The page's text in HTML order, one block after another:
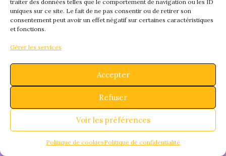
traiter des données telles que le comportement de navigation ou les ID
uniques sur ce site. Le fait de ne pas consentir ou de retirer son
consentement peut avoir un effet négatif sur certaines caractéristiques
et fonctions.
Gérer les services
Accepter
Refuser
Voir les préférences
Politique de cookiesPolitique de confidentialité
bientôt !